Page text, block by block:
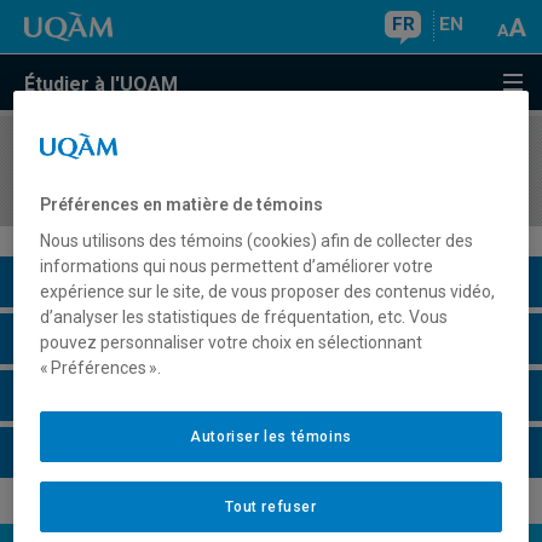
FR EN
Étudier à l'UQAM
COURS//
Description du cours
Horaire - Été 2026
Préférences en matière de témoins
Nous utilisons des témoins (cookies) afin de collecter des
informations qui nous permettent d’améliorer votre
expérience sur le site, de vous proposer des contenus vidéo,
d’analyser les statistiques de fréquentation, etc. Vous
pouvez personnaliser votre choix en sélectionnant
« Préférences ».
Tout refuser
Autoriser les témoins